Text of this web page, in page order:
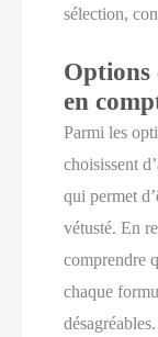
sélection,
Options
en
Parmi les
choisissent
qui permet
vétusté. En
comprendre
chaque
désagréables.